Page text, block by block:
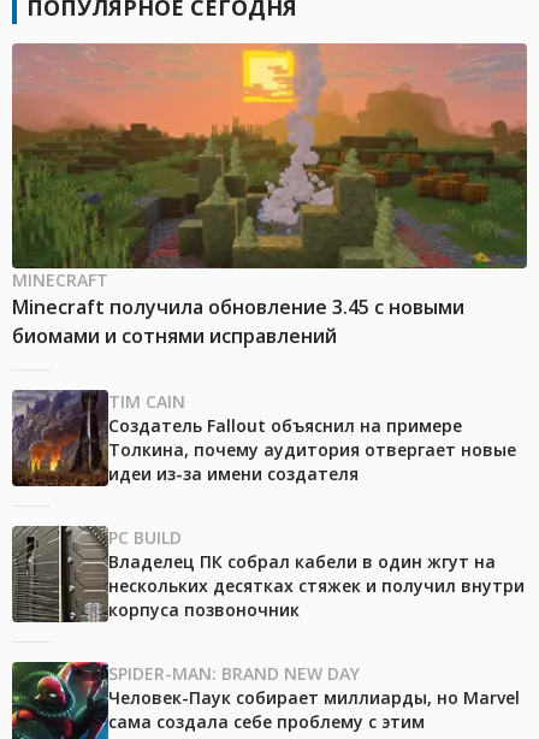
ПОПУЛЯРНОЕ СЕГОДНЯ
MINECRAFT
Minecraft получила обновление 3.45 с новыми
биомами и сотнями исправлений
TIM CAIN
Создатель Fallout объяснил на примере
Толкина, почему аудитория отвергает новые
идеи из-за имени создателя
PC BUILD
Владелец ПК собрал кабели в один жгут на
нескольких десятках стяжек и получил внутри
корпуса позвоночник
SPIDER-MAN: BRAND NEW DAY
Человек-Паук собирает миллиарды, но Marvel
сама создала себе проблему с этим